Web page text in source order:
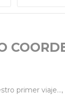
primer